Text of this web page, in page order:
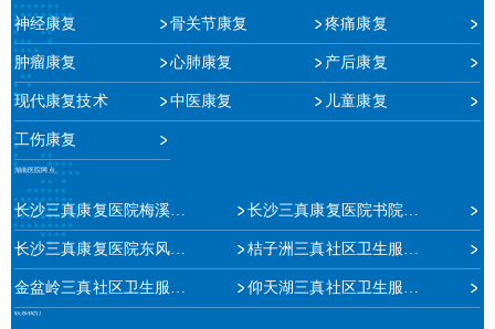
神经康复 骨关节康复 疼痛康复
肿瘤康复 心肺康复 产后康复
现代康复技术 中医康复 儿童康复
工伤康复
湖南医院网点
联系我们